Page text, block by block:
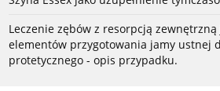
Leczenie zębów z resorpcją
elementów przygotowania jamy ustnej
protetycznego - opis przypadku.